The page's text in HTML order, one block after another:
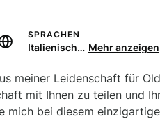
SPRACHEN
Italienisch, Französisch, Englisch Mehr anzeigen
meiner Leidenschaft für
mit Ihnen zu teilen und
mich bei diesem